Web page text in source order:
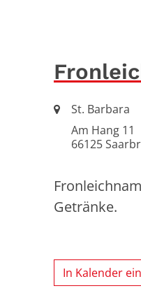
Ort:St. Barbara
Am Hang 11
66125
Getränke.
In Kalender